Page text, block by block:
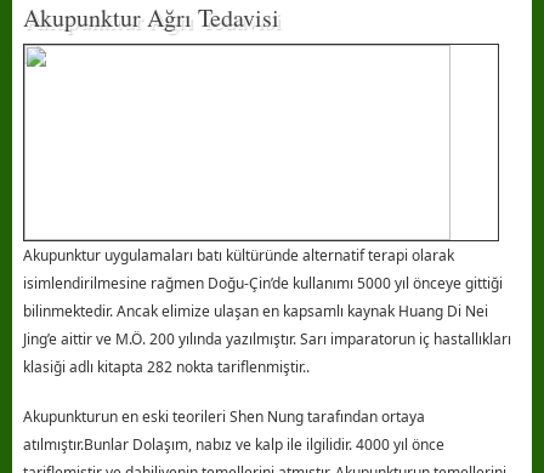
Akupunktur Ağrı Tedavisi
isimlendirilmesine rağmen Doğu-Çin’de kullanımı 5000 yıl önceye gittiği
bilinmektedir. Ancak elimize ulaşan en kapsamlı kaynak Huang Di Nei
Jing’e aittir ve M.Ö. 200 yılında yazılmıştır. Sarı imparatorun iç hastallıkları
klasiği adlı kitapta 282 nokta tariflenmiştir..
Akupunkturun en eski teorileri Shen Nung tarafından ortaya
tariflemiştir ve dahiliyenin temellerini atmıştır. Akupunkturun temellerini
oluşturan birbiri ile uyumlu ama birbirine zıt olarak çalışan iki farklı enerji